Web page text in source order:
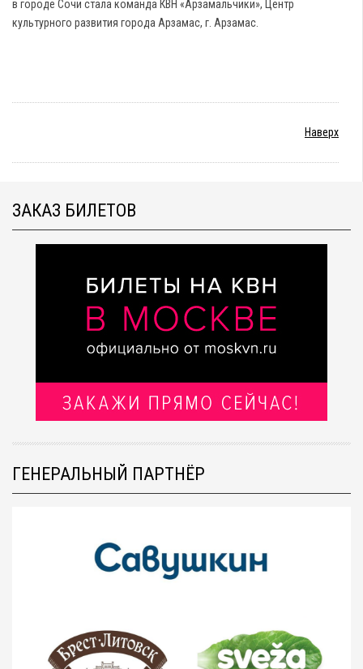
в городе Сочи стала команда КВН «Арзамальчики», Центр
культурного развития города Арзамас, г. Арзамас.
Наверх
ЗАКАЗ БИЛЕТОВ
ГЕНЕРАЛЬНЫЙ ПАРТНЁР